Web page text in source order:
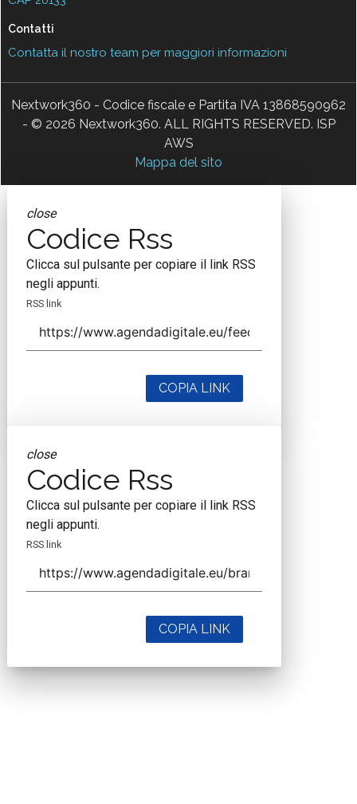
Contatti
Contatta il nostro team per maggiori informazioni
Nextwork360 - Codice fiscale e Partita IVA 13868590962
- © 2026 Nextwork360. ALL RIGHTS RESERVED. ISP
AWS
Mappa del sito
close
Codice Rss
Clicca sul pulsante per copiare il link RSS
negli appunti.
RSS link
COPIA LINK
close
Codice Rss
Clicca sul pulsante per copiare il link RSS
negli appunti.
RSS link
COPIA LINK